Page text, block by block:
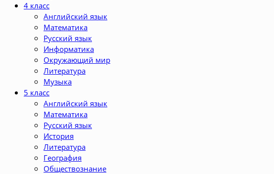
4 класс
Английский язык
Математика
Русский язык
Информатика
Окружающий мир
Литература
Музыка
5 класс
Английский язык
Математика
Русский язык
История
Литература
География
Обществознание